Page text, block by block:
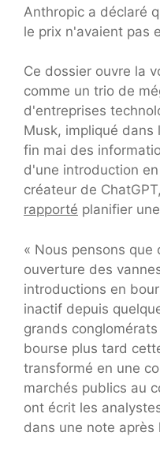
Anthropic a déclaré
le prix n'avaient pas
Ce dossier ouvre la
comme un trio de
d'entreprises
Musk, impliqué dans
fin mai des
d'une introduction
créateur de
rapporté planifier
« Nous pensons que
ouverture des
introductions en
inactif depuis
grands
bourse plus tard
transformé en une
marchés publics au
ont écrit les
dans une note